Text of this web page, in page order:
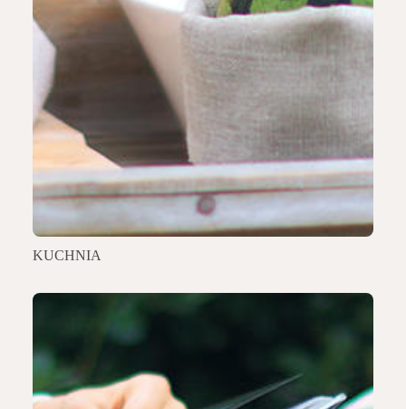
KUCHNIA